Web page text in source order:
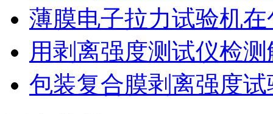
薄膜电子拉力试验机
用剥离强度测试仪检
包装复合膜剥离强度